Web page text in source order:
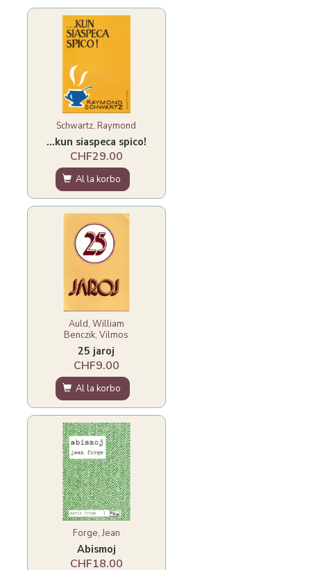
Schwartz, Raymond
...kun siaspeca spico!
CHF29.00
Al la korbo
Auld, William
Benczik, Vilmos
25 jaroj
CHF9.00
Al la korbo
Forge, Jean
Abismoj
CHF18.00